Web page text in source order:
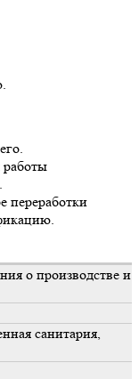
переработки
о производстве и
санитария,